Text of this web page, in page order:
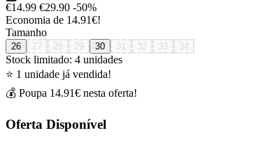
€14.99 €29.90 -50%
Economia de 14.91€!
Tamanho
26 27 28 29 30 31 32 33 34
Stock limitado: 4 unidades
⭐ 1 unidade já vendida!
💰 Poupa 14.91€ nesta oferta!
Oferta Disponível